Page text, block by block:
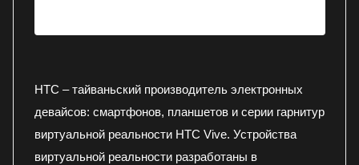
HTC – тайваньский производитель электронных
девайсов: смартфонов, планшетов и серии гарнитур
виртуальной реальности HTC Vive. Устройства
виртуальной реальности разработаны в